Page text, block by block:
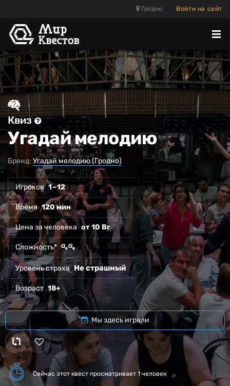
Гродно Войти на сайт
Квиз
Угадай мелодию
Бренд: Угадай мелодию (Гродно)
Игроков 1 – 12
Время 120 мин
Цена за человека от 10 Br
Сложность*
Уровень страха Не страшный
Возраст 18+
Мы здесь играли
Сейчас этот квест просматривает 1 человек